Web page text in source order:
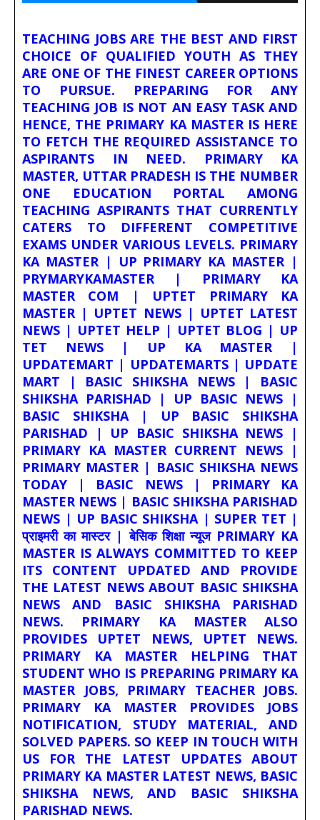
TEACHING JOBS ARE THE BEST AND FIRST
CHOICE OF QUALIFIED YOUTH AS THEY
ARE ONE OF THE FINEST CAREER OPTIONS
TO PURSUE. PREPARING FOR ANY
TEACHING JOB IS NOT AN EASY TASK AND
HENCE, THE PRIMARY KA MASTER IS HERE
TO FETCH THE REQUIRED ASSISTANCE TO
ASPIRANTS IN NEED. PRIMARY KA
MASTER, UTTAR PRADESH IS THE NUMBER
ONE EDUCATION PORTAL AMONG
TEACHING ASPIRANTS THAT CURRENTLY
CATERS TO DIFFERENT COMPETITIVE
EXAMS UNDER VARIOUS LEVELS. PRIMARY
KA MASTER | UP PRIMARY KA MASTER |
PRYMARYKAMASTER | PRIMARY KA
MASTER COM | UPTET PRIMARY KA
MASTER | UPTET NEWS | UPTET LATEST
NEWS | UPTET HELP | UPTET BLOG | UP
TET NEWS | UP KA MASTER |
UPDATEMART | UPDATEMARTS | UPDATE
MART | BASIC SHIKSHA NEWS | BASIC
SHIKSHA PARISHAD | UP BASIC NEWS |
BASIC SHIKSHA | UP BASIC SHIKSHA
PARISHAD | UP BASIC SHIKSHA NEWS |
PRIMARY KA MASTER CURRENT NEWS |
PRIMARY MASTER | BASIC SHIKSHA NEWS
TODAY | BASIC NEWS | PRIMARY KA
MASTER NEWS | BASIC SHIKSHA PARISHAD
NEWS | UP BASIC SHIKSHA | SUPER TET |
प्राइमरी का मास्टर | बेसिक शिक्षा न्यूज PRIMARY KA
MASTER IS ALWAYS COMMITTED TO KEEP
ITS CONTENT UPDATED AND PROVIDE
THE LATEST NEWS ABOUT BASIC SHIKSHA
NEWS AND BASIC SHIKSHA PARISHAD
NEWS. PRIMARY KA MASTER ALSO
PROVIDES UPTET NEWS, UPTET NEWS.
PRIMARY KA MASTER HELPING THAT
STUDENT WHO IS PREPARING PRIMARY KA
MASTER JOBS, PRIMARY TEACHER JOBS.
PRIMARY KA MASTER PROVIDES JOBS
NOTIFICATION, STUDY MATERIAL, AND
SOLVED PAPERS. SO KEEP IN TOUCH WITH
US FOR THE LATEST UPDATES ABOUT
PRIMARY KA MASTER LATEST NEWS, BASIC
SHIKSHA NEWS, AND BASIC SHIKSHA
PARISHAD NEWS.